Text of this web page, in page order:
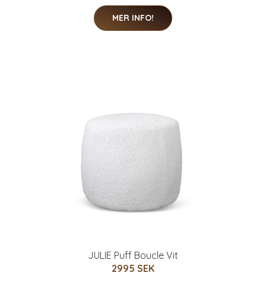
MER INFO!
JULIE Puff Boucle Vit
2995 SEK